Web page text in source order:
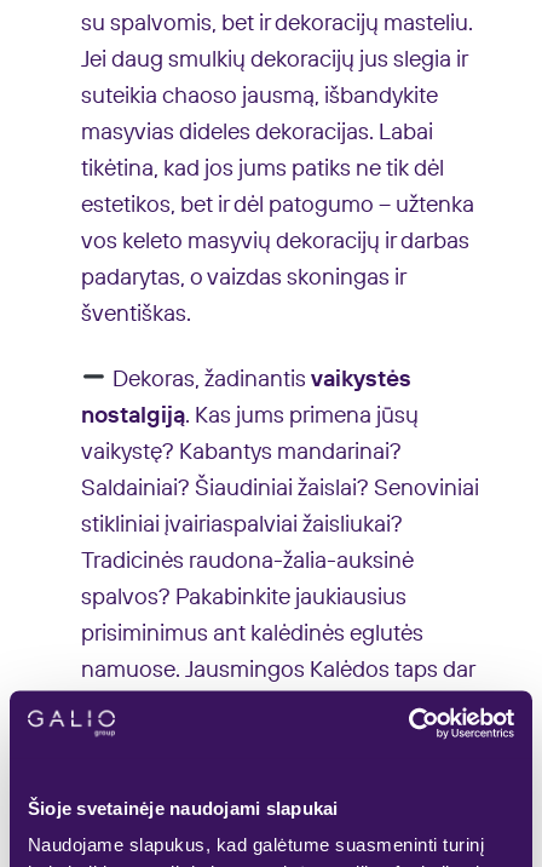
Šioje svetainėje naudojami slapukai
Naudojame slapukus, kad galėtume suasmeninti turinį
su spalvomis, bet ir dekoracijų masteliu.
Jei daug smulkių dekoracijų jus slegia ir
suteikia chaoso jausmą, išbandykite
masyvias dideles dekoracijas. Labai
tikėtina, kad jos jums patiks ne tik dėl
estetikos, bet ir dėl patogumo – užtenka
vos keleto masyvių dekoracijų ir darbas
padarytas, o vaizdas skoningas ir
šventiškas.
Dekoras, žadinantis vaikystės
nostalgiją. Kas jums primena jūsų
vaikystę? Kabantys mandarinai?
Saldainiai? Šiaudiniai žaislai? Senoviniai
stikliniai įvairiaspalviai žaisliukai?
Tradicinės raudona-žalia-auksinė
spalvos? Pakabinkite jaukiausius
prisiminimus ant kalėdinės eglutės
namuose. Jausmingos Kalėdos taps dar
jausmingesnės.
Pagalvokite, kaip smagu praeiti pro
šventiškai papuoštą kaimyno kiemą ar